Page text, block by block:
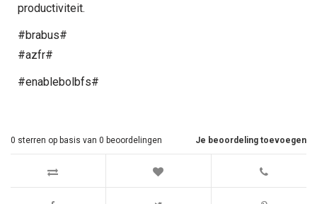
productiviteit.
#brabus#
#azfr#
#enablebolbfs#
Je beoordeling toevoegen
0 sterren op basis van 0 beoordelingen